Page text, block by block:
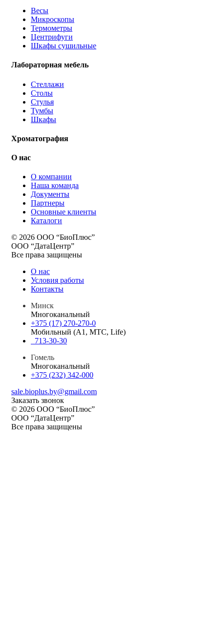
Весы
Микроскопы
Термометры
Центрифуги
Шкафы сушильные
Лабораторная мебель
Стеллажи
Столы
Стулья
Тумбы
Шкафы
Хроматография
О нас
О компании
Наша команда
Документы
Партнеры
Основные клиенты
Каталоги
© 2026 ООО “БиоПлюс”
ООО “ДатаЦентр”
Все права защищены
О нас
Условия работы
Контакты
Минск
Многоканальный
+375 (17) 270-270-0
Мобильный (A1, МТС, Life)
713-30-30
Гомель
Многоканальный
+375 (232) 342-000
sale.bioplus.by@gmail.com
Заказать звонок
© 2026 ООО “БиоПлюс”
ООО “ДатаЦентр”
Все права защищены